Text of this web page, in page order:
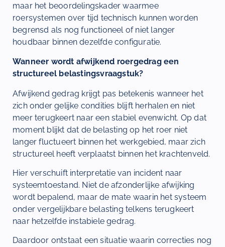
maar het beoordelingskader waarmee
roersystemen over tijd technisch kunnen worden
begrensd als nog functioneel of niet langer
houdbaar binnen dezelfde configuratie.
Wanneer wordt afwijkend roergedrag een
structureel belastingsvraagstuk?
Afwijkend gedrag krijgt pas betekenis wanneer het
zich onder gelijke condities blijft herhalen en niet
meer terugkeert naar een stabiel evenwicht. Op dat
moment blijkt dat de belasting op het roer niet
langer fluctueert binnen het werkgebied, maar zich
structureel heeft verplaatst binnen het krachtenveld.
Hier verschuift interpretatie van incident naar
systeemtoestand. Niet de afzonderlijke afwijking
wordt bepalend, maar de mate waarin het systeem
onder vergelijkbare belasting telkens terugkeert
naar hetzelfde instabiele gedrag.
Daardoor ontstaat een situatie waarin correcties nog